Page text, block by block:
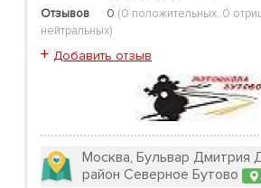
Отзывов
0 (0 положительных, 0
нейтральных)
+ Добавить отзыв
Москва, Бульвар Дмитрия
район Северное Бутово